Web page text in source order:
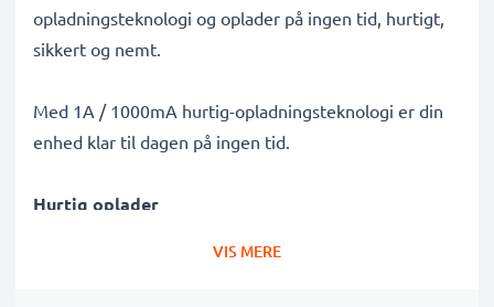
opladningsteknologi og oplader på ingen tid, hurtigt,
sikkert og nemt.
Med 1A / 1000mA hurtig-opladningsteknologi er din
enhed klar til dagen på ingen tid.
Hurtig oplader
VIS MERE